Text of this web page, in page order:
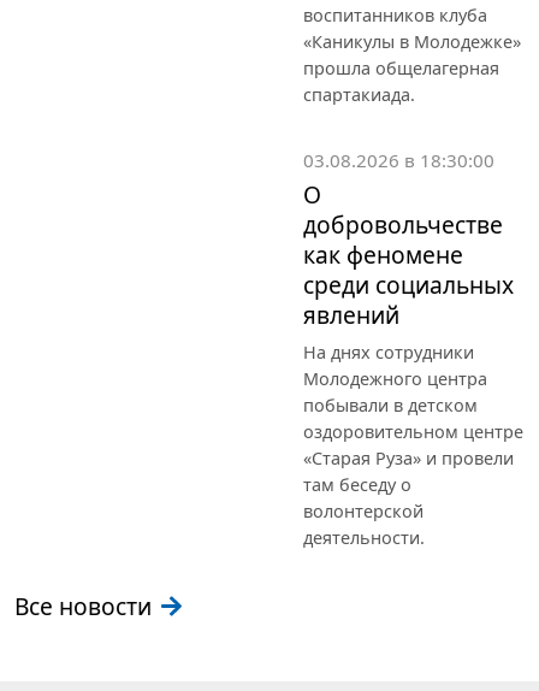
воспитанников клуба
«Каникулы в Молодежке»
прошла общелагерная
спартакиада.
03.08.2026 в 18:30:00
О
добровольчестве
как феномене
среди социальных
явлений
На днях сотрудники
Молодежного центра
побывали в детском
оздоровительном центре
«Старая Руза» и провели
там беседу о
волонтерской
деятельности.
Все новости